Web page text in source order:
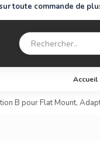
toute commande de
Accueil
B pour Flat Mount,